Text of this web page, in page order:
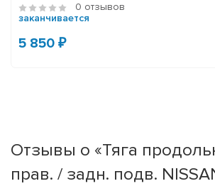
0 отзывов
заканчивается
5 850 ₽
Отзывы о «Тяга
прав. / задн. подв.